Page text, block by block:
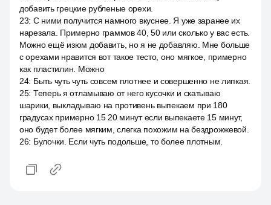
добавить грецкие рубленые орехи.
23: С ними получится намного вкуснее. Я уже заранее их
нарезала. Примерно граммов 40, 50 или сколько у вас есть.
Можно ещё изюм добавить, но я не добавляю. Мне больше
с орехами нравится вот такое тесто, оно мягкое, примерно
как пластилин. Можно
24: Быть чуть чуть совсем плотнее и совершенно не липкая.
25: Теперь я отламываю от него кусочки и скатываю
шарики, выкладываю на противень выпекаем при 180
градусах примерно 15 20 минут если выпекаете 15 минут,
оно будет более мягким, слегка похожим на бездрожжевой.
26: Булочки. Если чуть подольше, то более плотным.